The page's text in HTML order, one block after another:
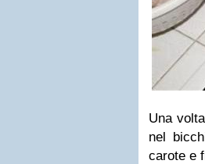
Una
nel
carote e